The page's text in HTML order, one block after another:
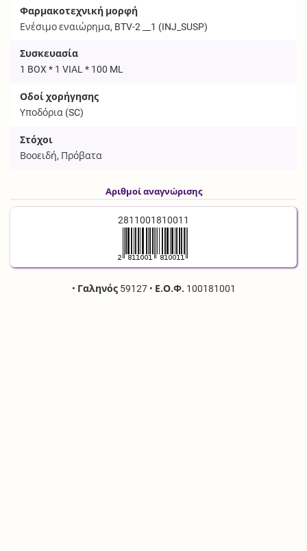
Φαρμακοτεχνική μορφή
Ενέσιμο εναιώρημα, BTV-2 __1 (INJ_SUSP)
Συσκευασία
1 BOX * 1 VIAL * 100 ML
Οδοί χορήγησης
Υποδόρια (SC)
Στόχοι
Βοοειδή, Πρόβατα
Αριθμοί αναγνώρισης
2811001810011
• Γαληνός59127 • Ε.Ο.Φ. 100181001